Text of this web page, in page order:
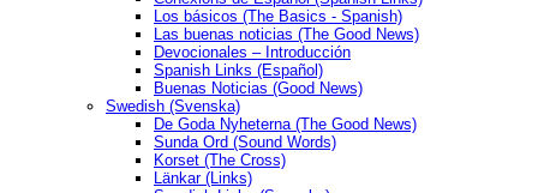
Los básicos (The Basics - Spanish)
Las buenas noticias (The Good News)
Devocionales – Introducción
Spanish Links (Español)
Buenas Noticias (Good News)
Swedish (Svenska)
De Goda Nyheterna (The Good News)
Sunda Ord (Sound Words)
Korset (The Cross)
Länkar (Links)